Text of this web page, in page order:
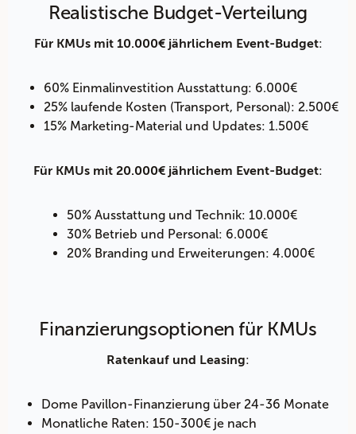
Realistische Budget-Verteilung
Für KMUs mit 10.000€ jährlichem Event-Budget:
60% Einmalinvestition Ausstattung: 6.000€
25% laufende Kosten (Transport, Personal): 2.500€
15% Marketing-Material und Updates: 1.500€
Für KMUs mit 20.000€ jährlichem Event-Budget:
50% Ausstattung und Technik: 10.000€
30% Betrieb und Personal: 6.000€
20% Branding und Erweiterungen: 4.000€
Finanzierungsoptionen für KMUs
Ratenkauf und Leasing:
Dome Pavillon-Finanzierung über 24-36 Monate
Monatliche Raten: 150-300€ je nach